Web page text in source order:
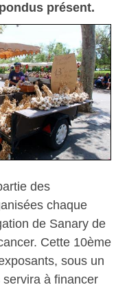
présent.
des
chaque
de Sanary de
Cette 10ème
sous un
à financer